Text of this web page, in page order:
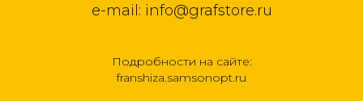
e-mail: info@grafstore.ru
Подробности на сайте:
franshiza.samsonopt.ru